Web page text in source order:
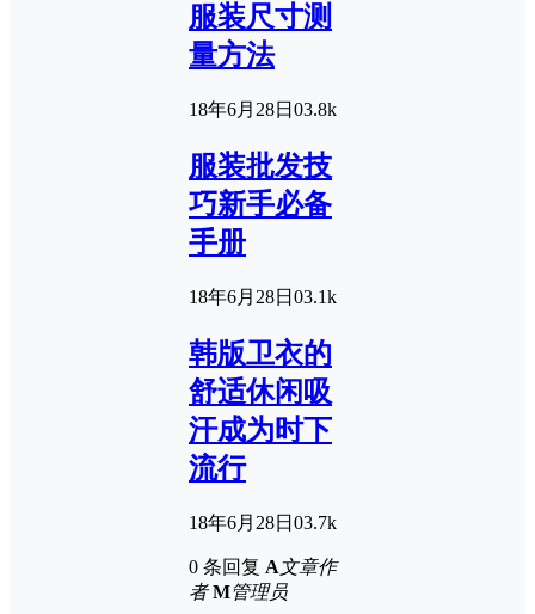
服装尺寸测
量方法
18年6月28日 03.8k
服装批发技
巧新手必备
手册
18年6月28日 03.1k
韩版卫衣的
舒适休闲吸
汗成为时下
流行
18年6月28日 03.7k
0 条回复 A文章作
者 M管理员